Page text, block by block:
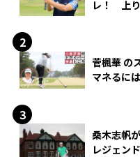
レ！ 上り
菅楓華 の
マネるに
桑木志帆
レジェン